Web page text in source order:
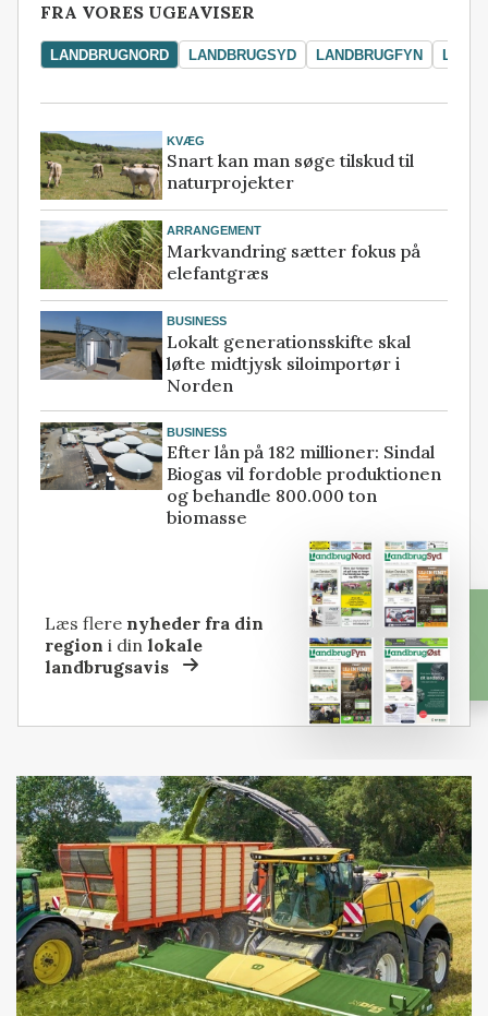
FRA VORES UGEAVISER
LANDBRUGNORD LANDBRUGSYD LANDBRUGFYN
KVÆG
Snart kan man søge tilskud til
naturprojekter
ARRANGEMENT
Markvandring sætter fokus på
elefantgræs
BUSINESS
Lokalt generationsskifte skal
løfte midtjysk siloimportør i
Norden
BUSINESS
Efter lån på 182 millioner: Sindal
Biogas vil fordoble produktionen
og behandle 800.000 ton
biomasse
Læs flere nyheder fra din
region i dinlokale
landbrugsavis